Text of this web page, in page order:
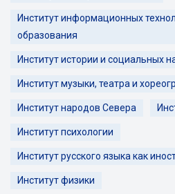
Институт информационных
образования
Институт истории и социальных
Институт музыки, театра и
Институт народов Севера
Институт психологии
Институт русского языка как
Институт физики